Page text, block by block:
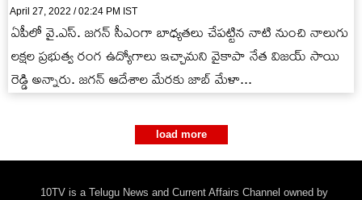
April 27, 2022 / 02:24 PM IST
ఏపీలో వై.ఎస్. జగన్ సీఎంగా బాధ్యతలు చేపట్టిన నాటి నుంచి నాలుగు
లక్షల ప్రభుత్వ రంగ ఉద్యోగాలు ఇచ్చామని వైకాపా నేత విజయ్ సాయి
రెడ్డి అన్నారు. జగన్ ఆదేశాల మేరకు జాబ్ మేళా...
load more
10TV is a Telugu News and Current Affairs Channel owned by